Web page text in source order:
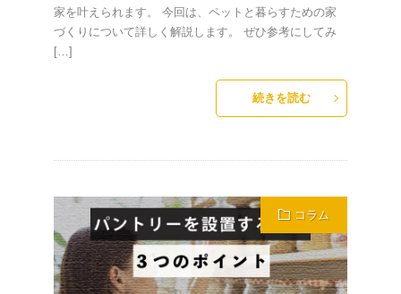
家を叶えられます。 今回は、ペットと暮らすための家
づくりについて詳しく解説します。 ぜひ参考にしてみ
[…]
続きを読む
コラム